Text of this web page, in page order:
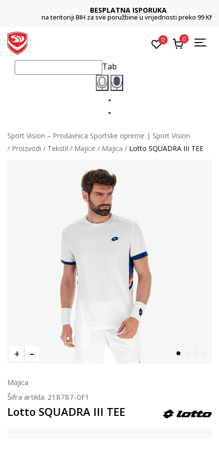
BESPLATNA ISPORUKA
na teritoriji BIH za sve poružbine u vrijednosti preko 99 KM
0 0
Tab
Sport Vision – Prodavnica Sportske opreme | Sport Vision
Proizvodi
Tekstil Majice Majica Lotto SQUADRA III TEE
Majica
Šifra artikla: 218787-0F1
Lotto SQUADRA III TEE